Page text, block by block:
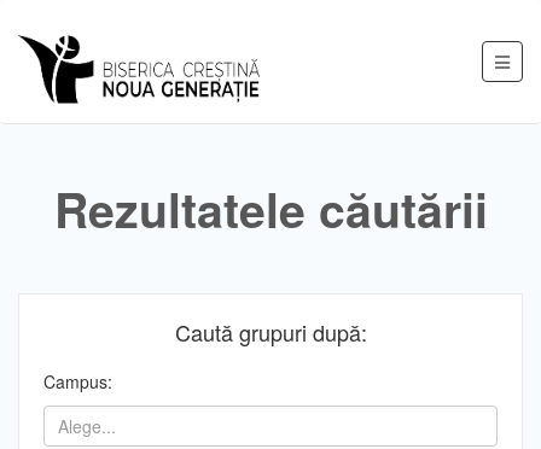
Rezultatele căutării
Caută grupuri după:
Campus: